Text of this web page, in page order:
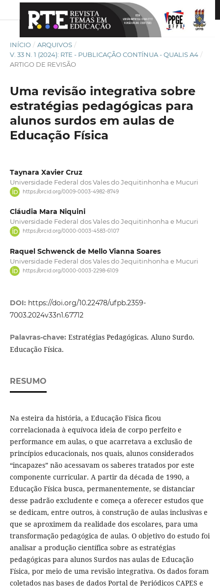
INÍCIO / ARQUIVOS /
V. 33 N. 1 (2024): RTE - PUBLICAÇÃO CONTÍNUA - QUALIS A4 /
ARTIGO DE REVISÃO
Uma revisão integrativa sobre
estratégias pedagógicas para
alunos surdos em aulas de
Educação Física
Taynara Xavier Cruz
Universidade Federal dos Vales do Jequitinhonha e Mucuri
https://orcid.org/0009-0003-4982-8749
Cláudia Mara Niquini
Universidade Federal dos Vales do Jequitinhonha e Mucuri
https://orcid.org/0000-0003-4583-0107
Raquel Schwenck de Mello Vianna Soares
Universidade Federal dos Vales do Jequitinhonha e Mucuri
https://orcid.org/0000-0003-2298-6109
DOI: https://doi.org/10.22478/ufpb.2359-
7003.2024v33n1.67712
Palavras-chave: Estratégias Pedagógicas. Aluno Surdo.
Educação Física.
RESUMO
Na esteira da história, a Educação Física ficou
correlacionada à equívoca ideia de corpo perfeito e
performance em aulas, o que acarretava a exclusão de
princípios educacionais, nos quais, alunos considerados
“incapazes” não acessavam os saberes tratados por este
componente curricular. A partir da década de 1990, a
Educação Física busca, permanentemente, se distanciar
desse padrão excludente e começa a oferecer estudos que
se dedicam, entre outros, à construção de aulas inclusivas e
que se aproximem da realidade dos escolares, para uma
transformação pedagógica de aulas. O objetivo do estudo foi
analisar a produção científica sobre as estratégias
pedagógicas para alunos Surdos nas aulas de Educação
Física, por meio de uma revisão integrativa. Os dados foram
coletados nas bases de dados Portal de Periódicos CAPES e